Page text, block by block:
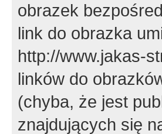
obrazek
link do obrazka
http://www.jakas-
linków do
(chyba, że jest
znajdujących się